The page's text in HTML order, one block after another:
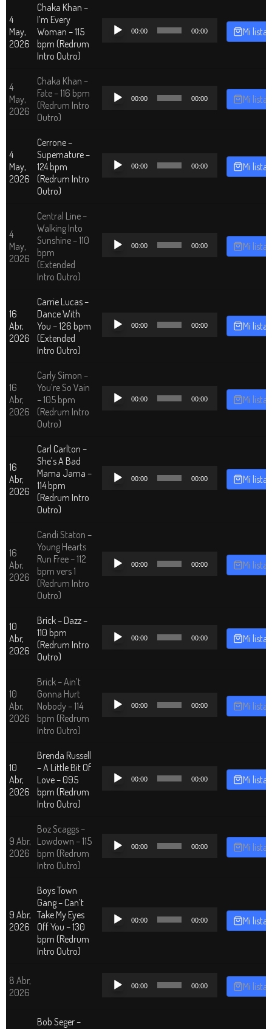
4
May,
2026
Chaka Khan –
I’m Every
Woman – 115
bpm (Redrum
Intro Outro)
Reproductor
00:00 00:00 Mi lista
4
May,
2026
Chaka Khan –
Fate – 116 bpm
(Redrum Intro
Outro)
Reproductor
00:00 00:00 Mi lista
4
May,
2026
Cerrone –
Supernature –
124 bpm
(Redrum Intro
Outro)
Reproductor
00:00 00:00 Mi lista
4
May,
2026
Central Line –
Walking Into
Sunshine – 110
bpm
(Extended
Intro Outro)
Reproductor
00:00 00:00 Mi lista
16
Abr,
2026
Carrie Lucas –
Dance With
You – 126 bpm
(Extended
Intro Outro)
Reproductor
00:00 00:00 Mi lista
16
Abr,
2026
Carly Simon –
You’re So Vain
– 105 bpm
(Redrum Intro
Outro)
Reproductor
00:00 00:00 Mi lista
16
Abr,
2026
Carl Carlton –
She’s A Bad
Mama Jama –
114 bpm
(Redrum Intro
Outro)
Reproductor
00:00 00:00 Mi lista
16
Abr,
2026
Candi Staton –
Young Hearts
Run Free – 112
bpm vers 1
(Redrum Intro
Outro)
Reproductor
00:00 00:00 Mi lista
10
Abr,
2026
Brick – Dazz –
110 bpm
(Redrum Intro
Outro)
Reproductor
00:00 00:00 Mi lista
10
Abr,
2026
Brick – Ain’t
Gonna Hurt
Nobody – 114
bpm (Redrum
Intro Outro)
Reproductor
00:00 00:00 Mi lista
10
Abr,
2026
Brenda Russell
– A Little Bit Of
Love – 095
bpm (Redrum
Intro Outro)
Reproductor
00:00 00:00 Mi lista
9 Abr,
2026
Boz Scaggs –
Lowdown – 115
bpm (Redrum
Intro Outro)
Reproductor
00:00 00:00 Mi lista
9 Abr,
2026
Boys Town
Gang – Can’t
Take My Eyes
Off You – 130
bpm (Redrum
Intro Outro)
Reproductor
00:00 00:00 Mi lista
8 Abr,
2026
Reproductor
00:00 00:00 Mi lista
Bob Seger –